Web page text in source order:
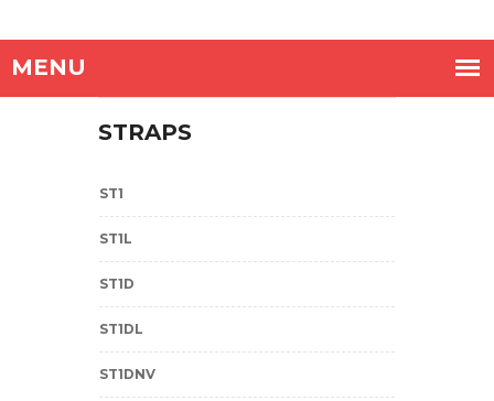
STRAPS
ST1
ST1L
ST1D
ST1DL
ST1DNV